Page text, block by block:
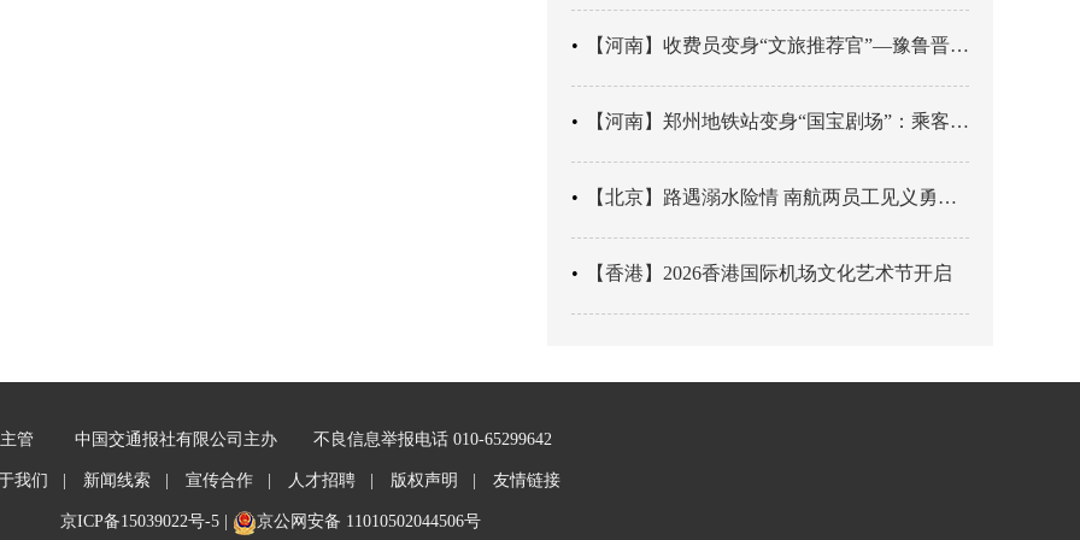
【河南】收费员变身“文旅推荐官”—豫鲁晋四地市交旅融合让游客一下高速就“入戏”
【河南】郑州地铁站变身“国宝剧场”：乘客刚出车厢，就“入戏”千年
【北京】路遇溺水险情 南航两员工见义勇为科学施救
【香港】2026香港国际机场文化艺术节开启
管 中国交通报社有限公司主办 不良信息举报电话 010-65299642
我们 | 新闻线索 | 宣传合作 | 人才招聘 | 版权声明 | 友情链接
京ICP备15039022号-5| 京公网安备 11010502044506号